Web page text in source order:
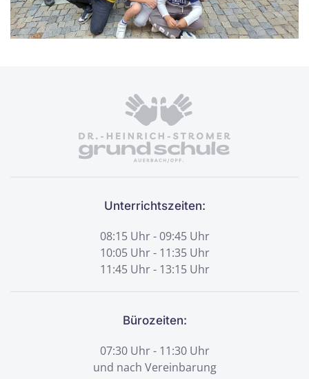
Unterrichtszeiten:
08:15 Uhr - 09:45 Uhr
10:05 Uhr - 11:35 Uhr
11:45 Uhr - 13:15 Uhr
Bürozeiten:
07:30 Uhr - 11:30 Uhr
und nach Vereinbarung